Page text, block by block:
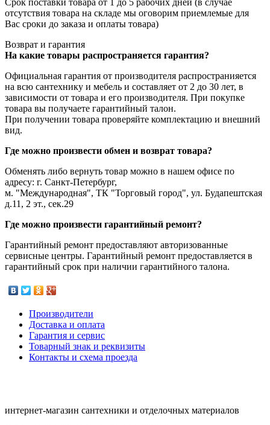
Срок поставки товара от 1 до 5 рабочих дней (в случае
отсутствия товара на складе мы оговорим приемлемые для
Вас сроки до заказа и оплаты товара)
Возврат и гарантия
На какие товары распространяется гарантия?
Официальная гарантия от производителя распространияется
на всю сантехнику и мебель и составляет от 2 до 30 лет, в
зависимости от товара и его производителя. При покупке
товара вы получаете гарантийный талон.
При получении товара проверяйте комплектацию и внешний
вид.
Где можно произвести обмен и возврат товара?
Обменять либо вернуть товар можно в нашем офисе по
адресу: г. Санкт-Петербург,
м. "Международная", ТК "Торговый город", ул. Будапештская
д.11, 2 эт., сек.29
Где можно произвести гарантийный ремонт?
Гарантийный ремонт предоставляют авторизованные
сервисные центры. Гарантийный ремонт предоставляется в
гарантийный срок при наличии гарантийного талона.
Производители
Доставка и оплата
Гарантия и сервис
Товарный знак и реквизиты
Контакты и схема проезда
интернет-магазин сантехники и отделочных материалов